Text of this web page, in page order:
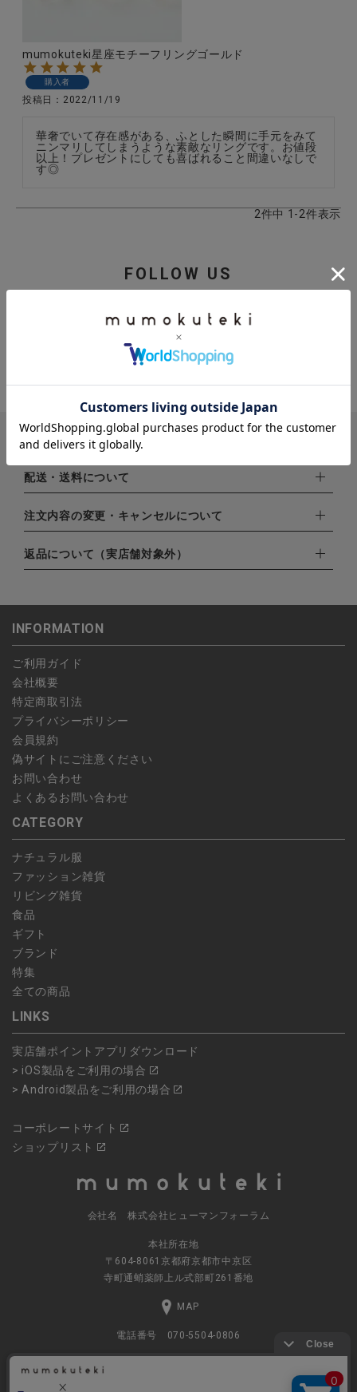
ご利用ガイド
お問い合わせ
ショップリスト
mumokuteki星座モチーフリングゴールド
購入者
投稿日 2022/11/19
華奢でいて存在感がある、ふとした瞬間に手元をみて
ニンマリしてしまうような素敵なリングです。お値段
以上！プレゼントにしても喜ばれること間違いなしで
す◎
2件中 1 -2件表示
FOLLOW US
お支払い方法
下記お支払い方法よりお選びいただけます。
・クレジットカード（VISA,mastercard,JCB,AMERICAN
EXPRESS,Diners Club）
・amazonペイメント
・楽天ペイ
・PayPay
配送・送料について
配達業者：日本郵便
北海道：1,400円
注文内容の変更・キャンセルについて
ご注文日当日から翌日のAM9:00までにご連絡頂いた場合はキャ
ンセルは可能です。
します。
予約商品など一部キャンセルが出来ない場合がございます。あら
かじめご了承ください。
返品について（実店舗対象外）
こちら よりご依頼ください。
INFORMATION
ご利用ガイド
会社概要
特定商取引法
プライバシーポリシー
会員規約
偽サイトにご注意ください
お問い合わせ
よくあるお問い合わせ
CATEGORY
ナチュラル服
ファッション雑貨
リビング雑貨
食品
ギフト
ブランド
特集
全ての商品
LINKS
実店舗ポイントアプリダウンロード
> iOS製品をご利用の場合
> Android製品をご利用の場合
コーポレートサイト
ショップリスト
会社名 株式会社ヒューマンフォーラム
本社所在地
〒604-8061京都府京都市中京区
寺町通蛸薬師上ル式部町261番地
MAP
電話番号 070-5504-0806
営業時間 11:00～17:30（土日休業）